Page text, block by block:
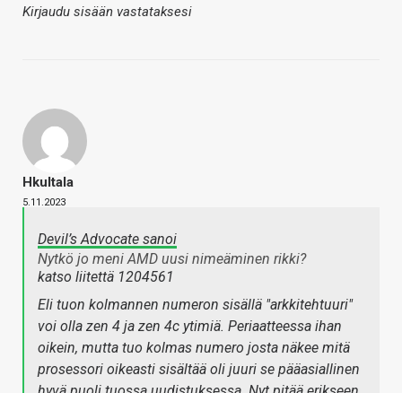
Kirjaudu sisään vastataksesi
Hkultala
5.11.2023
Devil’s Advocate sanoi
Nytkö jo meni AMD uusi nimeäminen rikki?
katso liitettä 1204561
Eli tuon kolmannen numeron sisällä "arkkitehtuuri"
voi olla zen 4 ja zen 4c ytimiä. Periaatteessa ihan
oikein, mutta tuo kolmas numero josta näkee mitä
prosessori oikeasti sisältää oli juuri se pääasiallinen